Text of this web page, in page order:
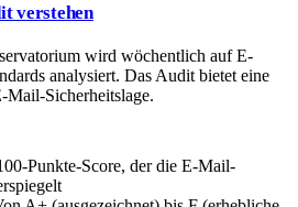
verstehen
wird wöchentlich auf E-
analysiert. Das Audit bietet eine
Mail-Sicherheitslage.
Punkte-Score, der die E-Mail-